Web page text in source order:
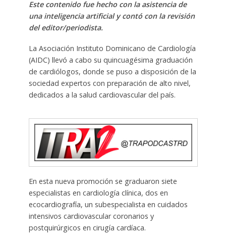
Este contenido fue hecho con la asistencia de
una inteligencia artificial y contó con la revisión
del editor/periodista.
La Asociación Instituto Dominicano de Cardiología
(AIDC) llevó a cabo su quincuagésima graduación
de cardiólogos, donde se puso a disposición de la
sociedad expertos con preparación de alto nivel,
dedicados a la salud cardiovascular del país.
En esta nueva promoción se graduaron siete
especialistas en cardiología clínica, dos en
ecocardiografía, un subespecialista en cuidados
intensivos cardiovascular coronarios y
postquirúrgicos en cirugía cardíaca.